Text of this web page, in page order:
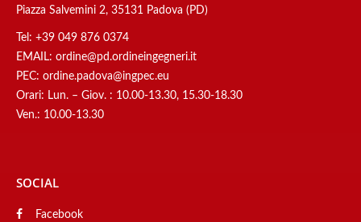
Piazza Salvemini 2, 35131 Padova (PD)
Tel: +39 049 876 0374
EMAIL: ordine@pd.ordineingegneri.it
PEC: ordine.padova@ingpec.eu
Orari: Lun. – Giov. : 10.00-13.30, 15.30-18.30
Ven.: 10.00-13.30
SOCIAL
Facebook